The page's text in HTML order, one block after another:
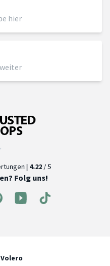
hier
| 4.22 / 5
Folg uns!
Volero